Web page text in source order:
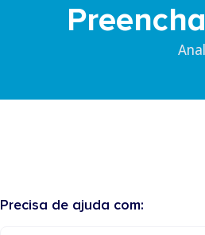
Precisa de ajuda com: